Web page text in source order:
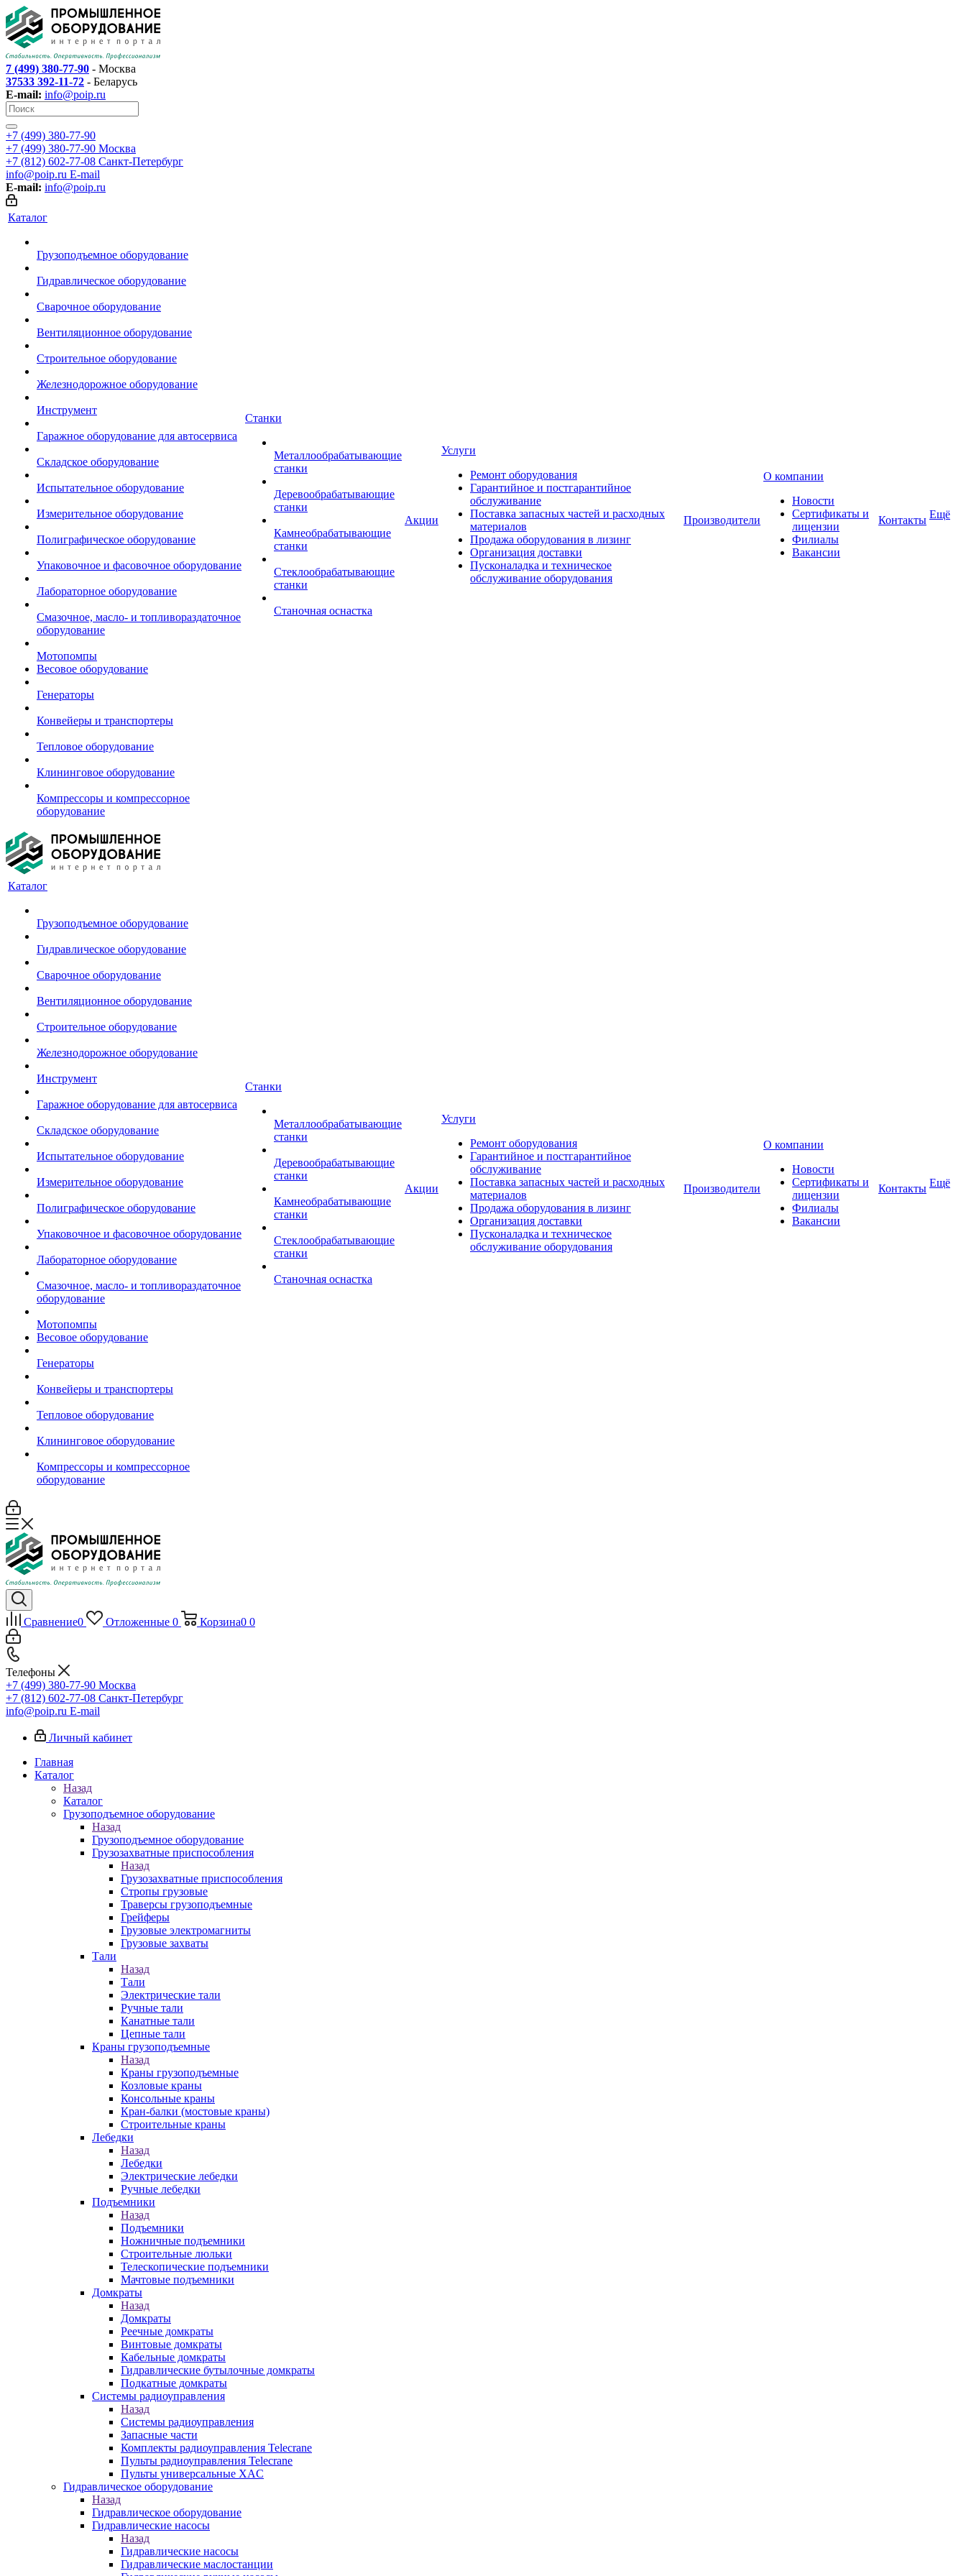
7 (499) 380-77-90 - Москва
37533 392-11-72 - Беларусь
E-mail: info@poip.ru
+7 (499) 380-77-90
+7 (499) 380-77-90 Москва
+7 (812) 602-77-08 Санкт-Петербург
info@poip.ru E-mail
E-mail: info@poip.ru
Каталог
Грузоподъемное оборудование
Гидравлическое оборудование
Сварочное оборудование
Вентиляционное оборудование
Строительное оборудование
Железнодорожное оборудование
Инструмент
Гаражное оборудование для автосервиса
Складское оборудование
Испытательное оборудование
Измерительное оборудование
Полиграфическое оборудование
Упаковочное и фасовочное оборудование
Лабораторное оборудование
Смазочное, масло- и топливораздаточное
оборудование
Мотопомпы
Весовое оборудование
Генераторы
Конвейеры и транспортеры
Тепловое оборудование
Клининговое оборудование
Компрессоры и компрессорное
оборудование
Станки
Металлообрабатывающие
станки
Деревообрабатывающие
станки
Камнеобрабатывающие
станки
Стеклообрабатывающие
станки
Станочная оснастка
Акции
Услуги
Ремонт оборудования
Гарантийное и постгарантийное
обслуживание
Поставка запасных частей и расходных
материалов
Продажа оборудования в лизинг
Организация доставки
Пусконаладка и техническое
обслуживание оборудования
Производители
О компании
Новости
Сертификаты и
лицензии
Филиалы
Вакансии
Контакты Ещё
Каталог
Грузоподъемное оборудование
Гидравлическое оборудование
Сварочное оборудование
Вентиляционное оборудование
Строительное оборудование
Железнодорожное оборудование
Инструмент
Гаражное оборудование для автосервиса
Складское оборудование
Испытательное оборудование
Измерительное оборудование
Полиграфическое оборудование
Упаковочное и фасовочное оборудование
Лабораторное оборудование
Смазочное, масло- и топливораздаточное
оборудование
Мотопомпы
Весовое оборудование
Генераторы
Конвейеры и транспортеры
Тепловое оборудование
Клининговое оборудование
Компрессоры и компрессорное
оборудование
Станки
Металлообрабатывающие
станки
Деревообрабатывающие
станки
Камнеобрабатывающие
станки
Стеклообрабатывающие
станки
Станочная оснастка
Акции
Услуги
Ремонт оборудования
Гарантийное и постгарантийное
обслуживание
Поставка запасных частей и расходных
материалов
Продажа оборудования в лизинг
Организация доставки
Пусконаладка и техническое
обслуживание оборудования
Производители
О компании
Новости
Сертификаты и
лицензии
Филиалы
Вакансии
Контакты Ещё
Сравнение0 Отложенные 0 Корзина0 0
Телефоны
+7 (499) 380-77-90 Москва
+7 (812) 602-77-08 Санкт-Петербург
info@poip.ru E-mail
Личный кабинет
Главная
Каталог
Назад
Каталог
Грузоподъемное оборудование
Назад
Грузоподъемное оборудование
Грузозахватные приспособления
Назад
Грузозахватные приспособления
Стропы грузовые
Траверсы грузоподъемные
Грейферы
Грузовые электромагниты
Грузовые захваты
Тали
Назад
Тали
Электрические тали
Ручные тали
Канатные тали
Цепные тали
Краны грузоподъемные
Назад
Краны грузоподъемные
Козловые краны
Консольные краны
Кран-балки (мостовые краны)
Строительные краны
Лебедки
Назад
Лебедки
Электрические лебедки
Ручные лебедки
Подъемники
Назад
Подъемники
Ножничные подъемники
Строительные люльки
Телескопические подъемники
Мачтовые подъемники
Домкраты
Назад
Домкраты
Реечные домкраты
Винтовые домкраты
Кабельные домкраты
Гидравлические бутылочные домкраты
Подкатные домкраты
Системы радиоуправления
Назад
Системы радиоуправления
Запасные части
Комплекты радиоуправления Telecrane
Пульты радиоуправления Telecrane
Пульты универсальные XAC
Гидравлическое оборудование
Назад
Гидравлическое оборудование
Гидравлические насосы
Назад
Гидравлические насосы
Гидравлические маслостанции